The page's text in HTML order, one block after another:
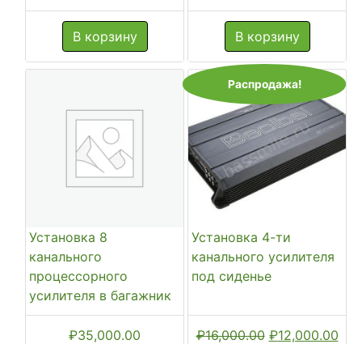
В корзину В корзину
Установка 8
канального
процессорного
усилителя в багажник
₽35,000.00
Распродажа!
Установка 4-ти
канального усилителя
под сиденье
₽16,000.00 ₽12,000.00